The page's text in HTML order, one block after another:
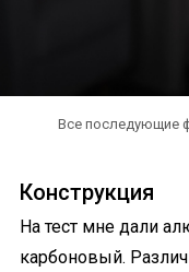
Все последующие
Конструкция
На тест мне дали
карбоновый.